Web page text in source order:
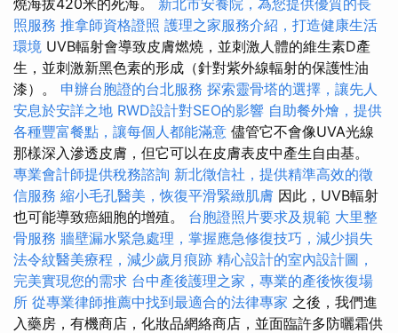
燒海拔420米的死海。 新北市安養院，為您提供優質的長
照服務 推拿師資格證照 護理之家服務介紹，打造健康生活
環境 UVB輻射會導致皮膚燃燒，並刺激人體的維生素D產
生，並刺激新黑色素的形成（針對紫外線輻射的保護性油
漆）。 申辦台胞證的台北服務 探索靈骨塔的選擇，讓先人
安息於安詳之地 RWD設計對SEO的影響 自助餐外燴，提供
各種豐富餐點，讓每個人都能滿意 儘管它不會像UVA光線
那樣深入滲透皮膚，但它可以在皮膚表皮中產生自由基。
專業會計師提供稅務諮詢 新北徵信社，提供精準高效的徵
信服務 縮小毛孔醫美，恢復平滑緊緻肌膚 因此，UVB輻射
也可能導致癌細胞的增殖。 台胞證照片要求及規範 大里整
骨服務 牆壁漏水緊急處理，掌握應急修復技巧，減少損失
法令紋醫美療程，減少歲月痕跡 精心設計的室內設計圖，
完美實現您的需求 台中產後護理之家，專業的產後恢復場
所 從專業律師推薦中找到最適合的法律專家 之後，我們進
入藥房，有機商店，化妝品網絡商店，並面臨許多防曬霜供